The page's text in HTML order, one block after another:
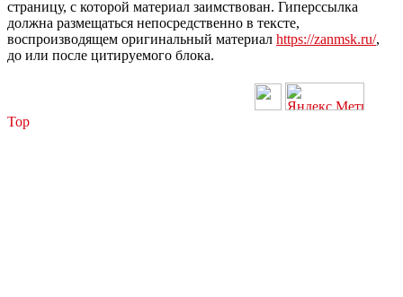
страницу, с которой материал заимствован. Гиперссылка
должна размещаться непосредственно в тексте,
воспроизводящем оригинальный материал https://zanmsk.ru/,
до или после цитируемого блока.
Top